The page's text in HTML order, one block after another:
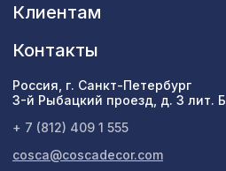
Клиентам
Контакты
Россия, г. Санкт-Петербург
3-й Рыбацкий проезд, д. 3 лит. Б
+ 7 (812) 409 1 555
cosca@coscadecor.com